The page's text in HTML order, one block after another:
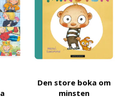
Den store boka om
minsten